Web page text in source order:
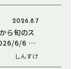
2026.8.7
ら旬のス
6/6 愛
しんすけ